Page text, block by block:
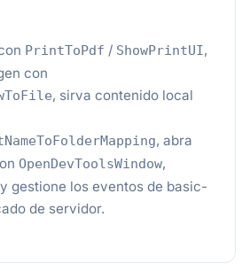
PrintToPdf / ShowPrintUI,
con
, sirva contenido local
, abra
OpenDevToolsWindow,
gestione los eventos de basic-
de servidor.